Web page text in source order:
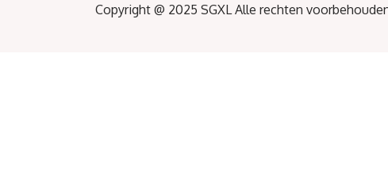
Copyright @ 2025 SGXL Alle rechten